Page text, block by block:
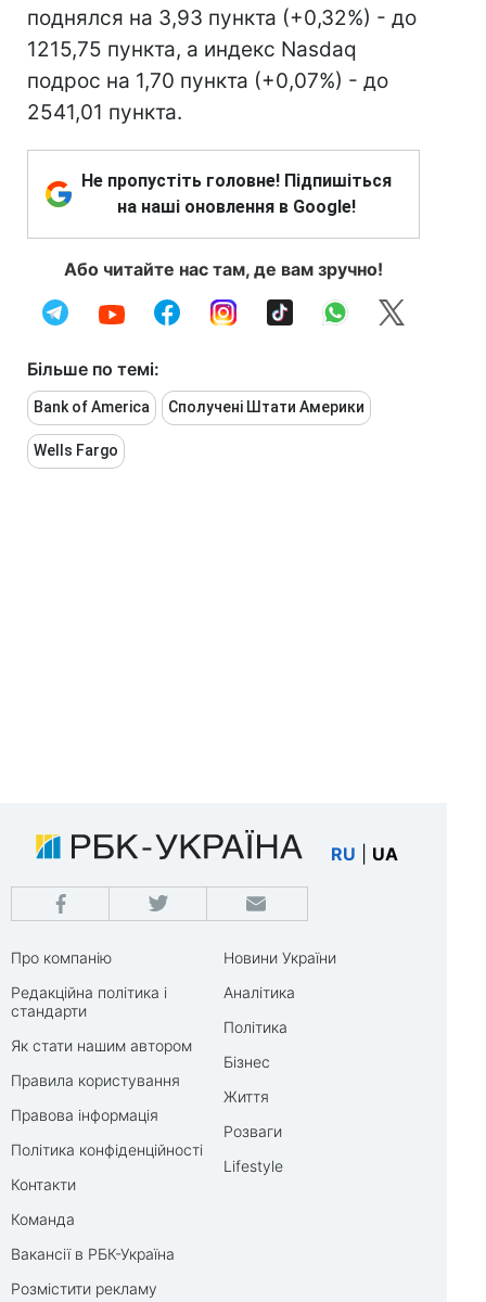
поднялся на 3,93 пункта (+0,32%) - до
1215,75 пункта, а индекс Nasdaq
подрос на 1,70 пункта (+0,07%) - до
2541,01 пункта.
Не пропустіть головне! Підпишіться
на наші оновлення в Google!
Або читайте нас там, де вам зручно!
Більше по темі:
Bank of America Сполучені Штати Америки
Wells Fargo
RU UA
Про компанію
Редакційна політика і
стандарти
Як стати нашим автором
Правила користування
Правова інформація
Політика конфіденційності
Контакти
Команда
Вакансії в РБК-Україна
Розмістити рекламу
Новини України
Аналітика
Політика
Бізнес
Життя
Розваги
Lifestyle